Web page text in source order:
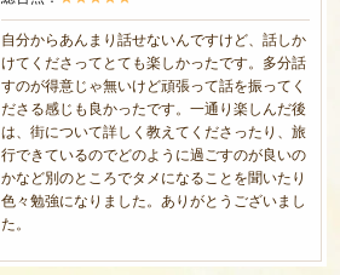
自分からあんまり話せないんですけど、話しか
けてくださってとても楽しかったです。多分話
すのが得意じゃ無いけど頑張って話を振ってく
ださる感じも良かったです。一通り楽しんだ後
は、街について詳しく教えてくださったり、旅
行できているのでどのように過ごすのが良いの
かなど別のところでタメになることを聞いたり
色々勉強になりました。ありがとうございまし
た。